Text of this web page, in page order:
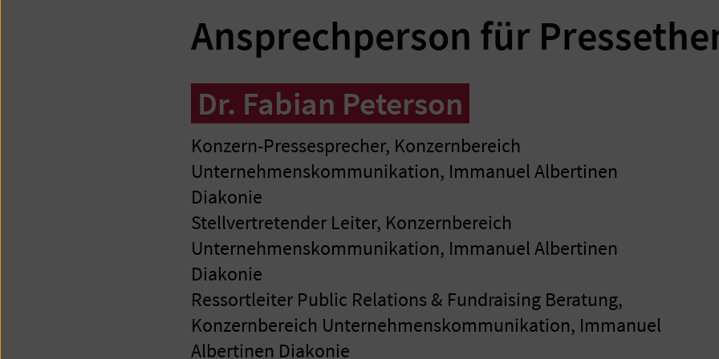
Ansprechperson für
Dr. Fabian Peterson
Konzern-Pressesprecher, Konzernbereich
Unternehmenskommunikation, Immanuel Albertinen
Diakonie
Stellvertretender Leiter, Konzernbereich
Unternehmenskommunikation, Immanuel Albertinen
Diakonie
Ressortleiter Public Relations & Fundraising Beratung,
Konzernbereich Unternehmenskommunikation, Immanuel
Albertinen Diakonie